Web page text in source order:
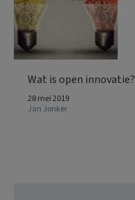
Wat is open innovatie?
28 mei 2019
Jan Jonker